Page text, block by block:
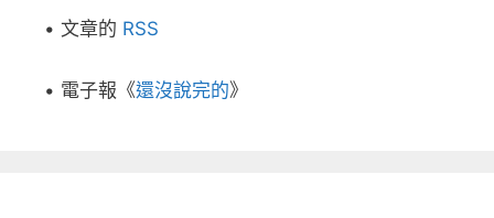
• 文章的 RSS
• 電子報《還沒說完的》